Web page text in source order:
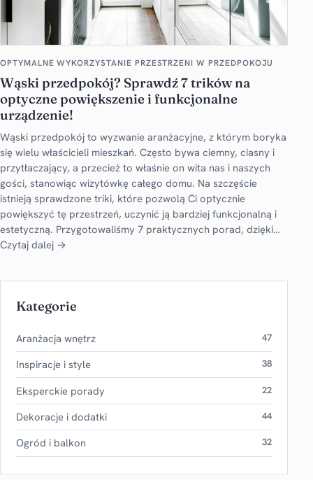
OPTYMALNE WYKORZYSTANIE PRZESTRZENI W PRZEDPOKOJU
Wąski przedpokój? Sprawdź 7 trików na
optyczne powiększenie i funkcjonalne
urządzenie!
Wąski przedpokój to wyzwanie aranżacyjne, z którym boryka
się wielu właścicieli mieszkań. Często bywa ciemny, ciasny i
przytłaczający, a przecież to właśnie on wita nas i naszych
gości, stanowiąc wizytówkę całego domu. Na szczęście
istnieją sprawdzone triki, które pozwolą Ci optycznie
powiększyć tę przestrzeń, uczynić ją bardziej funkcjonalną i
estetyczną. Przygotowaliśmy 7 praktycznych porad, dzięki…
Czytaj dalej →
Kategorie
Aranżacja wnętrz 47
Inspiracje i style 38
Eksperckie porady 22
Dekoracje i dodatki 44
Ogród i balkon 32